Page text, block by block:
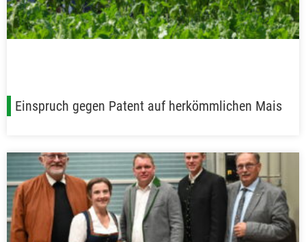
Einspruch gegen Patent auf herkömmlichen Mais